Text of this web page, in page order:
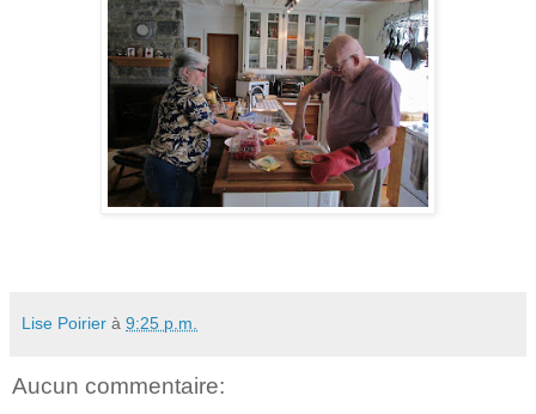
Lise Poirier à 9:25 p.m.
Aucun commentaire: